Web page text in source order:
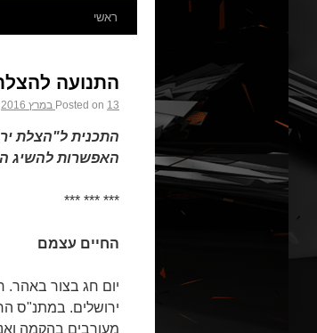
ראשי
התנועה
Posted on 13 במרץ 2016
התכנית ל"הצלת
האפשרות להשיג
*** *** ***
החיים עצמם
יום חג בצור באהר.
ירושלים. במתנ"ס
מעורבים בהקמה